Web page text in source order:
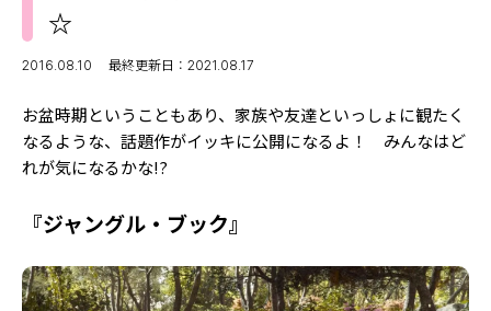
おでかけ
MODEL'S BLOG
TikTok
Instagram
YouTube
ゲッターズ飯田
MISS SEVENTEEN
ミスセブンティーンニュース
MAGAZINE
☆
2016.08.10 最終更新日：2021.08.17
お盆時期ということもあり、家族や友達といっしょに観たく
なるような、話題作がイッキに公開になるよ！ みんなはど
れが気になるかな!?
『ジャングル・ブック』